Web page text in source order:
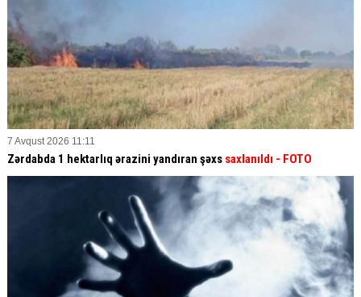
7 Avqust 2026 11:11
Zərdabda 1 hektarlıq ərazini yandıran şəxs saxlanıldı - FOTO